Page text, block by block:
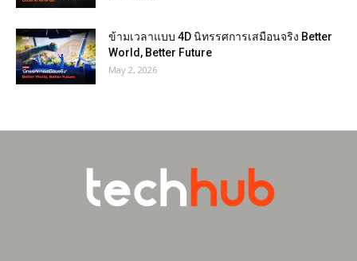
ข้ามเวลาแบบ 4D นิทรรศการเสมือนจริง Better
World, Better Future
May 2, 2026